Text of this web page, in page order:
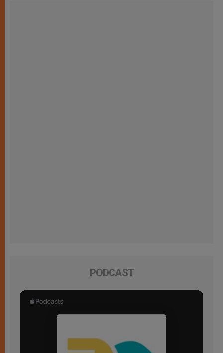
PODCAST